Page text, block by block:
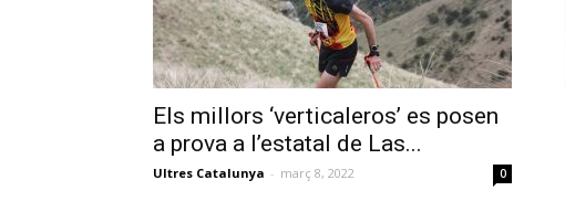
Els millors ‘verticaleros’ es posen
a prova a l’estatal de Las...
Ultres Catalunya - març 8, 2022 0